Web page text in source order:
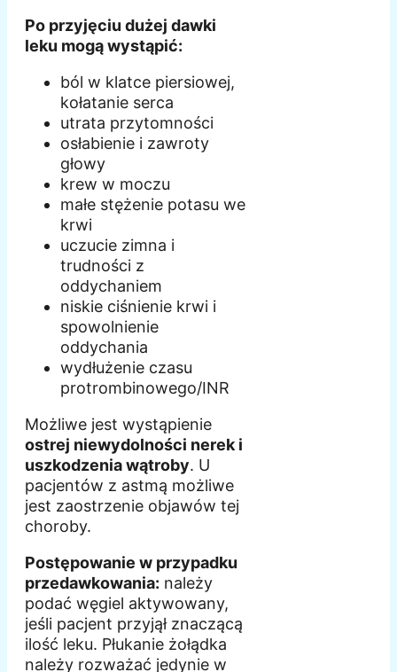
Po przyjęciu dużej dawki
leku mogą wystąpić:
ból w klatce piersiowej,
kołatanie serca
utrata przytomności
osłabienie i zawroty
głowy
krew w moczu
małe stężenie potasu we
krwi
uczucie zimna i
trudności z
oddychaniem
niskie ciśnienie krwi i
spowolnienie
oddychania
wydłużenie czasu
protrombinowego/INR
Możliwe jest wystąpienie
ostrej niewydolności nerek i
uszkodzenia wątroby. U
pacjentów z astmą możliwe
jest zaostrzenie objawów tej
choroby.
Postępowanie w przypadku
przedawkowania: należy
podać węgiel aktywowany,
jeśli pacjent przyjął znaczącą
ilość leku. Płukanie żołądka
należy rozważać jedynie w